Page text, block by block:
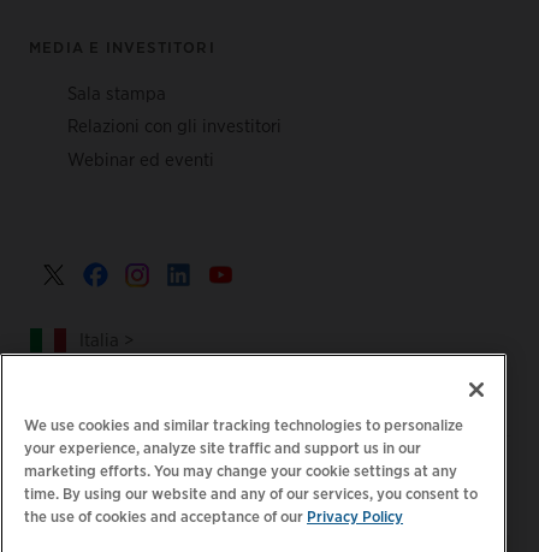
MEDIA E INVESTITORI
Sala stampa
Relazioni con gli investitori
Webinar ed eventi
Italia >
Informativa sulla privacy | Le tue scelte sulla privacy
Note legali | Dichiarazione sull'accessibilità |
Codice di
condotta dei fornitori
| Informazioni EPR
We use cookies and similar tracking technologies to personalize
your experience, analyze site traffic and support us in our
marketing efforts. You may change your cookie settings at any
time. By using our website and any of our services, you consent to
the use of cookies and acceptance of our Privacy Policy